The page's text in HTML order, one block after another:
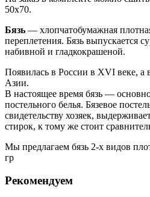
50х70.
Бязь — хлопчатобумажная
переплетения. Бязь выпускается
набивной и гладкокрашеной.
Появилась в России в XVI веке, а
Азии.
В настоящее время бязь —
постельного белья. Бязевое
свидетельству хозяек,
стирок, к тому же стоит
Мы предлагаем бязь 2-х видов
гр
Рекомендуем